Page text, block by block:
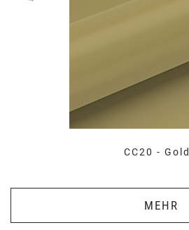
CC20 - Gold
MEHR